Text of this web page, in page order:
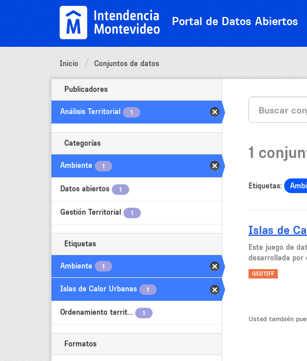
Portal de Datos Abiertos
Inicio Conjuntos de datos
Publicadores
Análisis Territorial 1
Categorías
Ambiente 1
Datos abiertos 1
Gestión Territorial 1
Etiquetas
Ambiente 1
Islas de Calor Urbanas 1
Ordenamiento territ... 1
Formatos
1
Etiquetas:
Islas de
Este juego de
desarrollada por
GEOTIFF
Usted también